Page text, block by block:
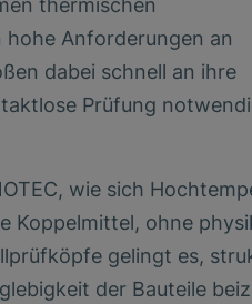
thermischen
Anforderungen an
dabei schnell an ihre
Prüfung
wie sich
Koppelmittel, ohne
gelingt es,
der Bauteile